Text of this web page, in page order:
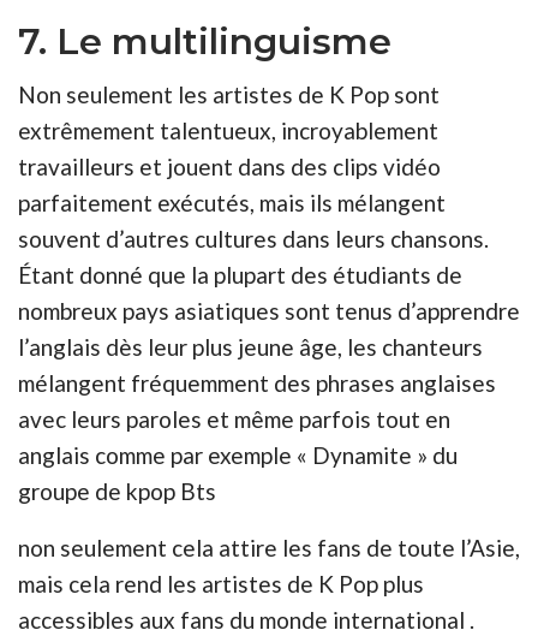
7. Le multilinguisme
Non seulement les artistes de K Pop sont
extrêmement talentueux, incroyablement
travailleurs et jouent dans des clips vidéo
parfaitement exécutés, mais ils mélangent
souvent d’autres cultures dans leurs chansons.
Étant donné que la plupart des étudiants de
nombreux pays asiatiques sont tenus d’apprendre
l’anglais dès leur plus jeune âge, les chanteurs
mélangent fréquemment des phrases anglaises
avec leurs paroles et même parfois tout en
anglais comme par exemple « Dynamite » du
groupe de kpop Bts
non seulement cela attire les fans de toute l’Asie,
mais cela rend les artistes de K Pop plus
accessibles aux fans du monde international .